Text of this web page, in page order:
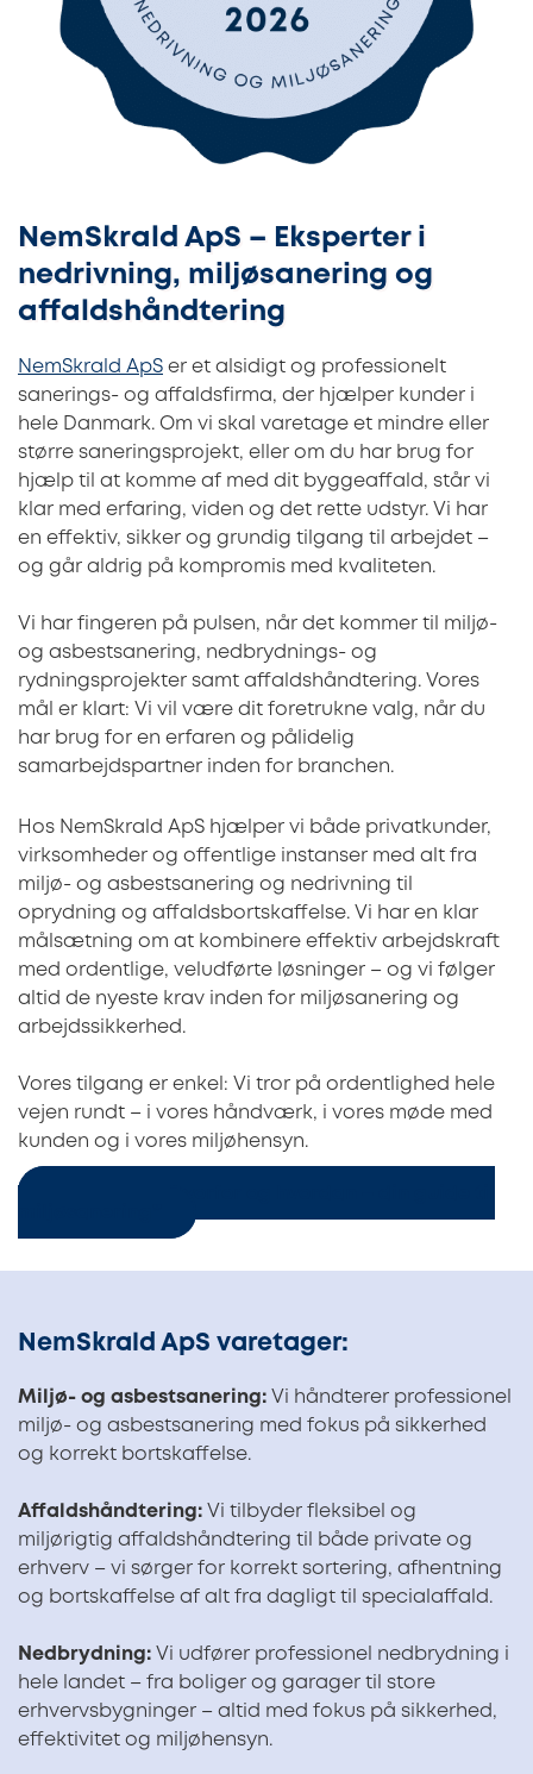
NemSkrald ApS – Eksperter i
nedrivning, miljøsanering og
affaldshåndtering
NemSkrald ApS er et alsidigt og professionelt
sanerings- og affaldsfirma, der hjælper kunder i
hele Danmark. Om vi skal varetage et mindre eller
større saneringsprojekt, eller om du har brug for
hjælp til at komme af med dit byggeaffald, står vi
klar med erfaring, viden og det rette udstyr. Vi har
en effektiv, sikker og grundig tilgang til arbejdet –
og går aldrig på kompromis med kvaliteten.
Vi har fingeren på pulsen, når det kommer til miljø-
og asbestsanering, nedbrydnings- og
rydningsprojekter samt affaldshåndtering. Vores
mål er klart: Vi vil være dit foretrukne valg, når du
har brug for en erfaren og pålidelig
samarbejdspartner inden for branchen.
Hos NemSkrald ApS hjælper vi både privatkunder,
virksomheder og offentlige instanser med alt fra
miljø- og asbestsanering og nedrivning til
oprydning og affaldsbortskaffelse. Vi har en klar
målsætning om at kombinere effektiv arbejdskraft
med ordentlige, veludførte løsninger – og vi følger
altid de nyeste krav inden for miljøsanering og
arbejdssikkerhed.
Vores tilgang er enkel: Vi tror på ordentlighed hele
vejen rundt – i vores håndværk, i vores møde med
kunden og i vores miljøhensyn.
NemSkrald ApS varetager:
Miljø- og asbestsanering: Vi håndterer professionel
miljø- og asbestsanering med fokus på sikkerhed
og korrekt bortskaffelse.
Affaldshåndtering: Vi tilbyder fleksibel og
miljørigtig affaldshåndtering til både private og
erhverv – vi sørger for korrekt sortering, afhentning
og bortskaffelse af alt fra dagligt til specialaffald.
Nedbrydning: Vi udfører professionel nedbrydning i
hele landet – fra boliger og garager til store
erhvervsbygninger – altid med fokus på sikkerhed,
effektivitet og miljøhensyn.